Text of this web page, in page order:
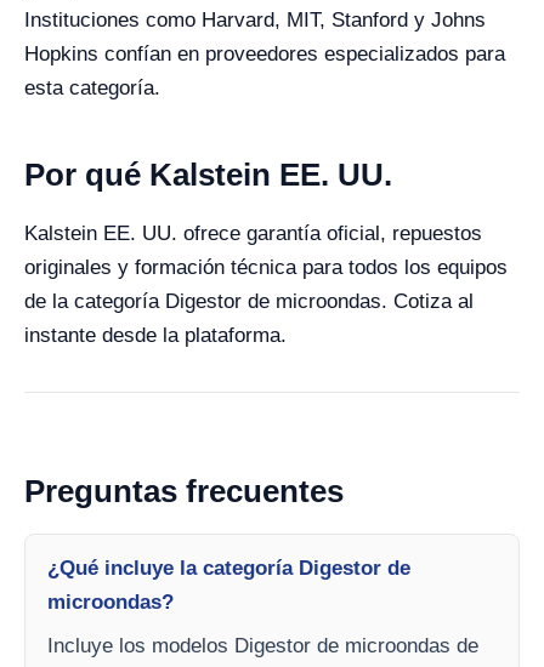
Instituciones como Harvard, MIT, Stanford y Johns
Hopkins confían en proveedores especializados para
esta categoría.
Por qué Kalstein EE. UU.
Kalstein EE. UU. ofrece garantía oficial, repuestos
originales y formación técnica para todos los equipos
de la categoría Digestor de microondas. Cotiza al
instante desde la plataforma.
Preguntas frecuentes
¿Qué incluye la categoría Digestor de
microondas?
Incluye los modelos Digestor de microondas de